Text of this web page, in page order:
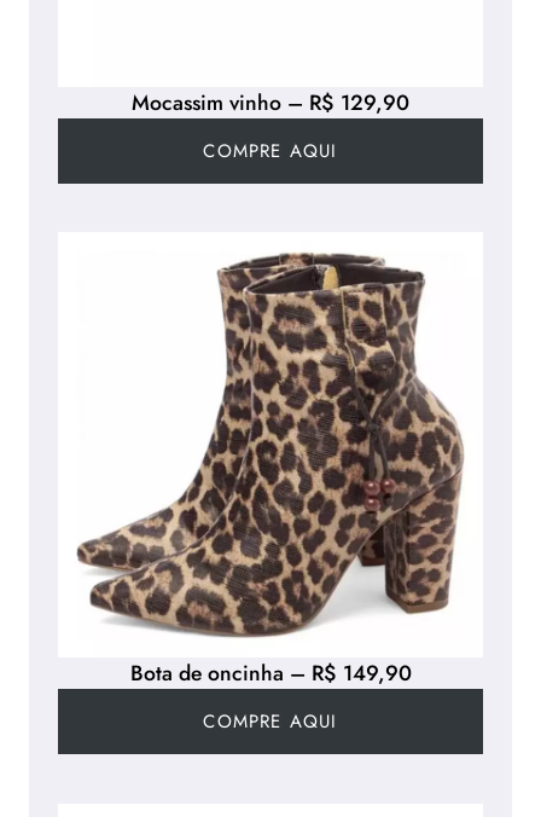
Mocassim vinho – R$ 129,90
COMPRE AQUI
Bota de oncinha – R$ 149,90
COMPRE AQUI